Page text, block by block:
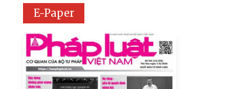
E-Paper